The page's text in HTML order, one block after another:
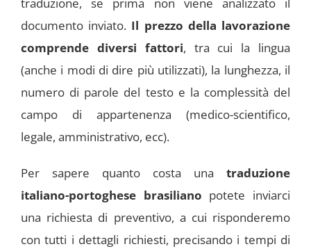
documento inviato. Il prezzo della lavorazione
comprende diversi fattori, tra cui la lingua
(anche i modi di dire più utilizzati), la lunghezza, il
numero di parole del testo e la complessità del
campo di appartenenza (medico-scientifico,
legale, amministrativo, ecc).
Per sapere quanto costa unatraduzione
italiano-portoghese brasiliano potete inviarci
una richiesta di preventivo, a cui risponderemo
con tutti i dettagli richiesti, precisando i tempi di